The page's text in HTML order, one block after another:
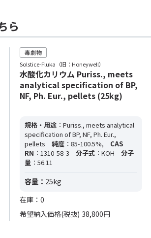
ら
Solstice-Fluka（旧：Honeywell）
水酸化カリウム Puriss., meets
analytical specification of BP,
NF, Ph. Eur., pellets (25kg)
規格・用途 ：Puriss., meets analytical
specification of BP, NF, Ph. Eur.,
pellets
純度 ：85-100.5%,
CAS
RN ：1310-58-3 分子式 ：KOH
分子
量 ：56.11
容量： 25kg
在庫：0
希望納入価格(税抜) 38,800円